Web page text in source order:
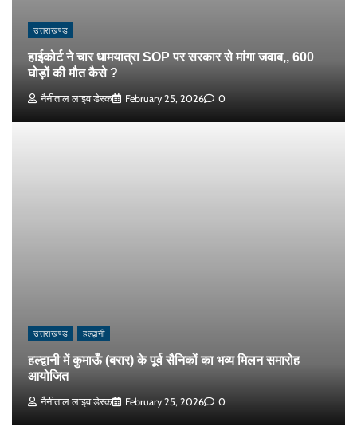
उत्तराखण्ड
हाईकोर्ट ने चार धामयात्रा SOP पर सरकार से मांगा जवाब,, 600
घोड़ों की मौत कैसे ?
नैनीताल लाइव डेस्क February 25, 2026 0
उत्तराखण्ड हल्द्वानी
हल्द्वानी में कुमाऊँ (बरार) के पूर्व सैनिकों का भव्य मिलन समारोह
आयोजित
नैनीताल लाइव डेस्क February 25, 2026 0